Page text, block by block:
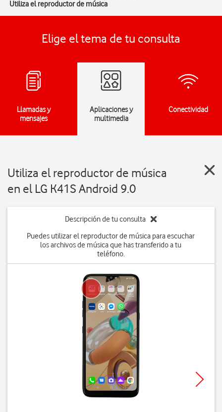
Utiliza el reproductor de música
Elige el tema de tu consulta
Llamadas y
mensajes
Aplicaciones y
multimedia
Conectividad
Utiliza el reproductor de música
en el LG K41S Android 9.0
Descripción de tu consulta
Puedes utilizar el reproductor de música para escuchar
los archivos de música que has transferido a tu
teléfono.